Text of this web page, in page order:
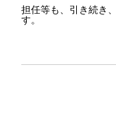
担任等も、引き続き
す。